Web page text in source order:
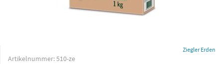
Ziegler Erden
Artikelnummer:510-ze